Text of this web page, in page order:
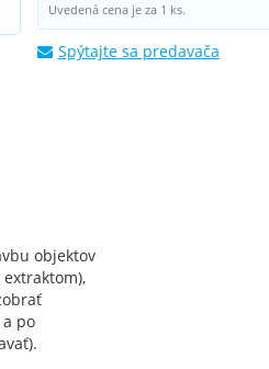
Uvedená cena je za 1 ks.
Spýtajte sa predavača
objektov
po